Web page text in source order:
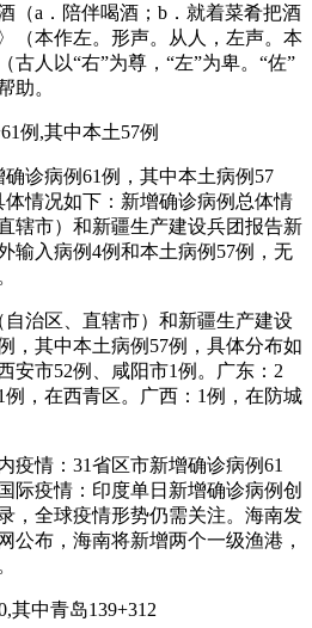
（a．陪伴喝酒；b．就着菜肴把酒
（本作左。形声。从人，左声。本
古人以“右”为尊，“左”为卑。“佐”
助。
例,其中本土57例
诊病例61例，其中本土病例57
情况如下：新增确诊病例总体情
辖市）和新疆生产建设兵团报告新
输入病例4例和本土病例57例，无
治区、直辖市）和新疆生产建设
，其中本土病例57例，具体分布如
安市52例、咸阳市1例。广东：2
，在西青区。广西：1例，在防城
疫情：31省区市新增确诊病例61
际疫情：印度单日新增确诊病例创
，全球疫情形势仍需关注。海南发
公布，海南将新增两个一级渔港，
其中青岛139+312